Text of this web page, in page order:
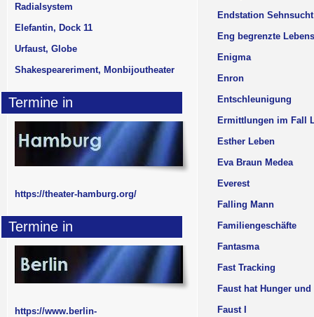
Endstation Sehnsucht
Eng begrenzte
Enigma
Enron
Entschleunigung
Ermittlungen im Fall
Esther Leben
Eva Braun Medea
Everest
Falling Mann
Familiengeschäfte
Fantasma
Fast Tracking
Faust hat Hunger
Faust I
Radialsystem
Elefantin, Dock 11
Urfaust, Globe
Shakespeareriment, Monbijoutheater
Termine in
https://theater-hamburg.org/
Termine in
https://www.berlin-